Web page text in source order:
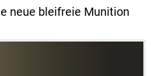
neue bleifreie Munition